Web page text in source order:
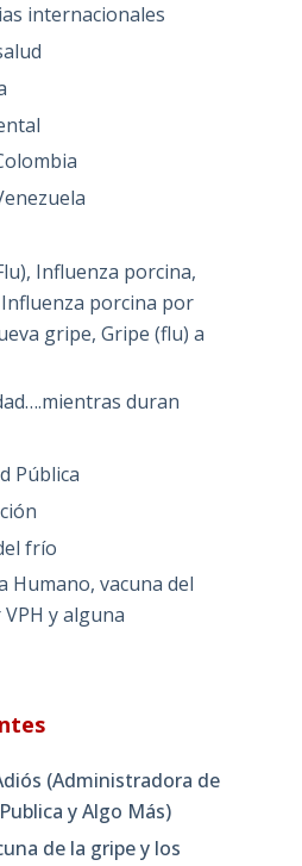
internacionales
Influenza porcina,
porcina por
gripe, Gripe (flu) a
duran
Pública
frío
Humano, vacuna del
y alguna
(Administradora de
y Algo Más)
de la gripe y los